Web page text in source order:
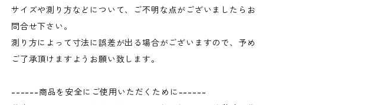
サイズや測り方などについて、ご不明な点がございましたらお
問合せ下さい。
測り方によって寸法に誤差が出る場合がございますので、予め
ご了承頂けますようお願い致します。
------商品を安全にご使用いただくために------